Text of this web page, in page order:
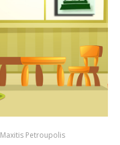
Maxitis Petroupolis